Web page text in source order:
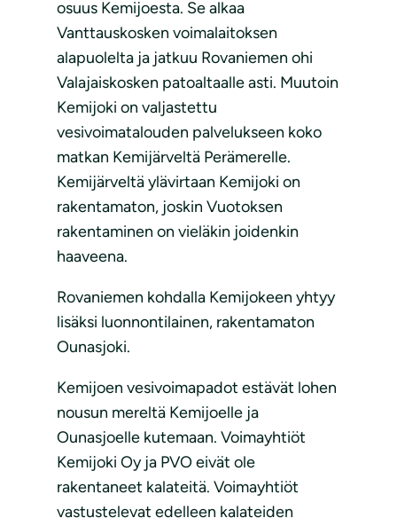
osuus Kemijoesta. Se alkaa
Vanttauskosken voimalaitoksen
alapuolelta ja jatkuu Rovaniemen ohi
Valajaiskosken patoaltaalle asti. Muutoin
Kemijoki on valjastettu
vesivoimatalouden palvelukseen koko
matkan Kemijärveltä Perämerelle.
Kemijärveltä ylävirtaan Kemijoki on
rakentamaton, joskin Vuotoksen
rakentaminen on vieläkin joidenkin
haaveena.
Rovaniemen kohdalla Kemijokeen yhtyy
lisäksi luonnontilainen, rakentamaton
Ounasjoki.
Kemijoen vesivoimapadot estävät lohen
nousun mereltä Kemijoelle ja
Ounasjoelle kutemaan. Voimayhtiöt
Kemijoki Oy ja PVO eivät ole
rakentaneet kalateitä. Voimayhtiöt
vastustelevat edelleen kalateiden